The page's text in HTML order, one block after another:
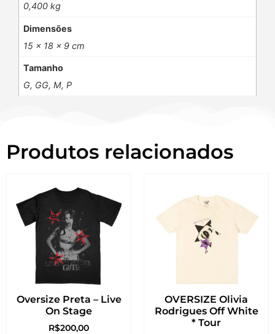
0,400 kg
Dimensões
15 × 18 × 9 cm
Tamanho
G, GG, M, P
Produtos relacionados
Oversize Preta – Live
On Stage
R$200,00
OVERSIZE Olivia
Rodrigues Off White
* Tour